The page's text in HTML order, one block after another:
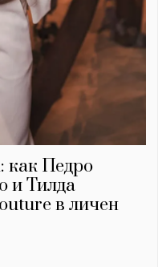
как Педро
и Тилда
в личен